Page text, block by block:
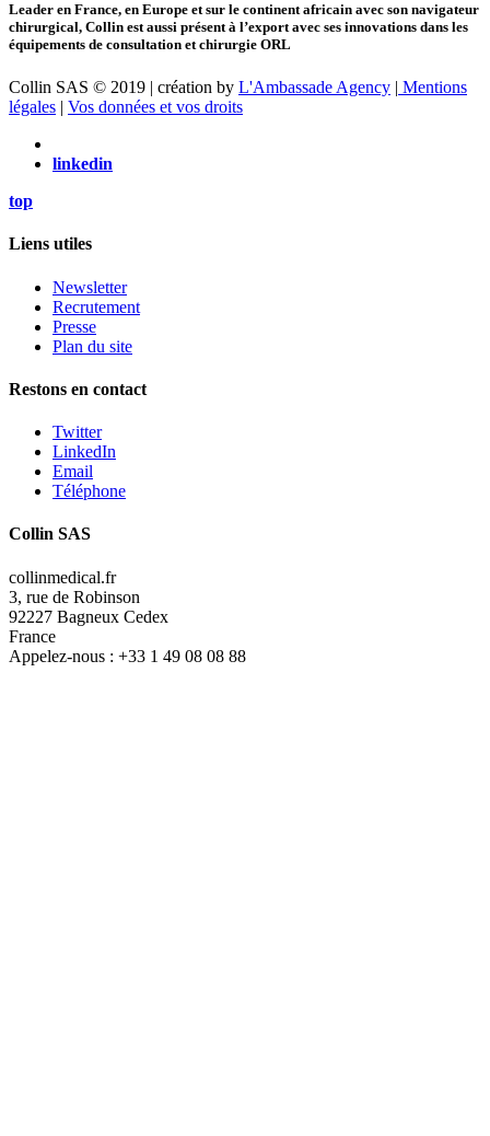
Leader en France, en Europe et sur le continent africain avec son navigateur
chirurgical, Collin est aussi présent à l’export avec ses innovations dans les
équipements de consultation et chirurgie ORL
Collin SAS © 2019 | création by L'Ambassade Agency | Mentions
légales | Vos données et vos droits
linkedin
top
Liens utiles
Newsletter
Recrutement
Presse
Plan du site
Restons en contact
Twitter
LinkedIn
Email
Téléphone
Collin SAS
collinmedical.fr
3, rue de Robinson
92227 Bagneux Cedex
France
Appelez-nous : +33 1 49 08 08 88